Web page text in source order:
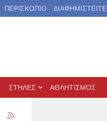
ΠΕΡΙΣΚΟΠΙΟ ΔΙΑΦΗΜΙΣΤΕΙΤΕ
ΣΤΗΛΕΣ ΑΘΛΗΤΙΣΜΟΣ